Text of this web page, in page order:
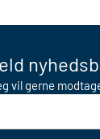
vil gerne